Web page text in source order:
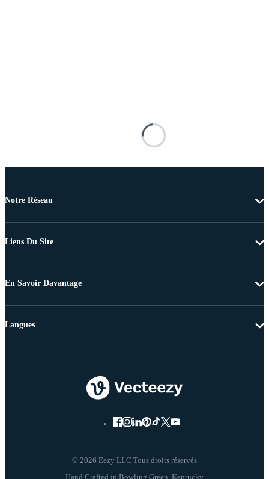
Notre Réseau
Liens Du Site
En Savoir Davantage
© 2026 Eezy LLC Tous droits réservés
Langues